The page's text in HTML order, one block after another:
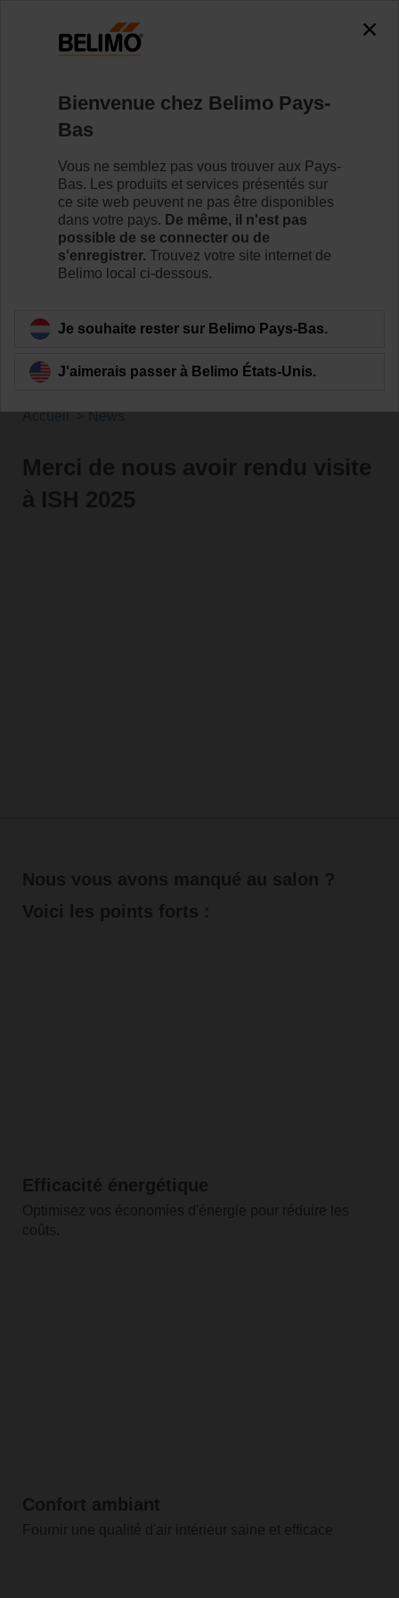
Accueil News
Merci de nous avoir rendu visite
à ISH 2025
Nous vous avons manqué au salon ?
Voici les points forts :
Efficacité énergétique
Optimisez vos économies d'énergie pour réduire les
coûts.
Confort ambiant
Fournir une qualité d'air intérieur saine et efficace
Bienvenue chez Belimo Pays-
Bas
Vous ne semblez pas vous trouver aux Pays-
Bas. Les produits et services présentés sur
ce site web peuvent ne pas être disponibles
dans votre pays. De même, il n'est pas
possible de se connecter ou de
s'enregistrer. Trouvez votre site internet de
Belimo local ci-dessous.
Je souhaite rester sur Belimo Pays-Bas.
J'aimerais passer à Belimo États-Unis.